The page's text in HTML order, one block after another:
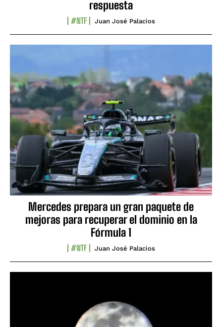
respuesta
#NTF Juan José Palacios
Mercedes prepara un gran paquete de
mejoras para recuperar el dominio en la
Fórmula 1
#NTF Juan José Palacios